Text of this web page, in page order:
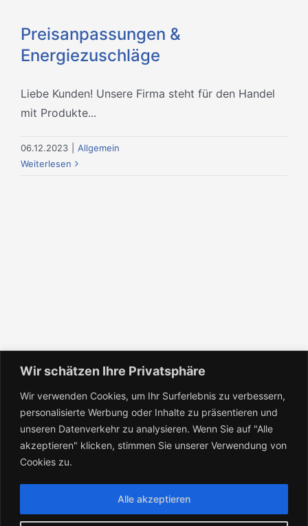
Wir schätzen Ihre Privatsphäre
Wir verwenden Cookies, um Ihr Surferlebnis zu verbessern,
personalisierte Werbung oder Inhalte zu präsentieren und
unseren Datenverkehr zu analysieren. Wenn Sie auf "Alle
akzeptieren" klicken, stimmen Sie unserer Verwendung von
Cookies zu.
Alle akzeptieren
Preisanpassungen &
Energiezuschläge
Liebe Kunden! Unsere Firma steht für den Handel
mit Produkte...
06.12.2023
Allgemein
Weiterlesen
AGB Datenschutz Impressum
An der Silberkuhle 30 – 58239 Schwerte – © 2021